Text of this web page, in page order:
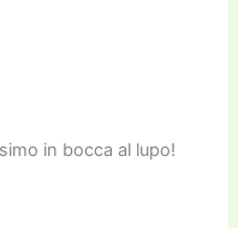
in bocca al lupo!